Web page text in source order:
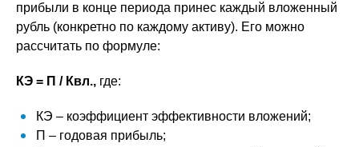
прибыли в конце периода принес каждый вложенный
рубль (конкретно по каждому активу). Его можно
рассчитать по формуле:
КЭ = П / Квл., где:
КЭ – коэффициент эффективности вложений;
П – годовая прибыль;